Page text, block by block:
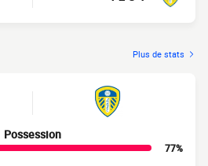
Plus de stats
Possession
77%